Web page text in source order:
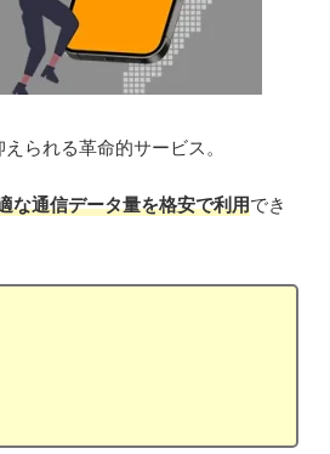
られる革命的サービス。
な通信データ量を格安で利用でき